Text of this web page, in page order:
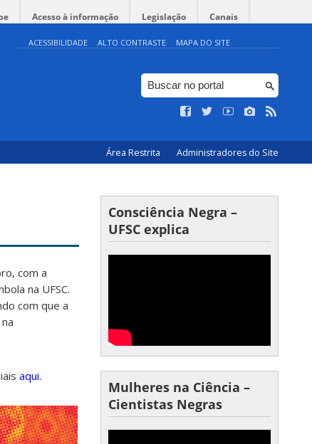
Acesso à informação Legislação Canais
ACESSIBILIDADE ALTO CONTRASTE MAPA DO SITE
Área Restrita Administradores do Site
com a
na UFSC.
com que a
aqui.
Consciência Negra –
UFSC explica
Mulheres na Ciência –
Cientistas Negras